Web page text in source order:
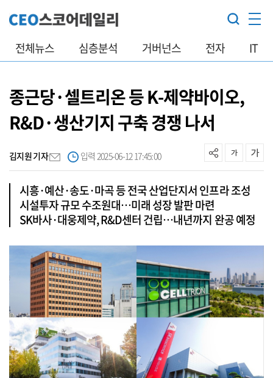
전체뉴스 심층분석 거버넌스 전자 IT
종근당·셀트리온 등 K-제약바이오,
R&D·생산기지 구축 경쟁 나서
김지원 기자 입력 2025-06-12 17:45:00
시흥·예산·송도·마곡 등 전국 산업단지서 인프라 조성
시설투자 규모 수조원대…미래 성장 발판 마련
SK바사·대웅제약, R&D센터 건립…내년까지 완공 예정